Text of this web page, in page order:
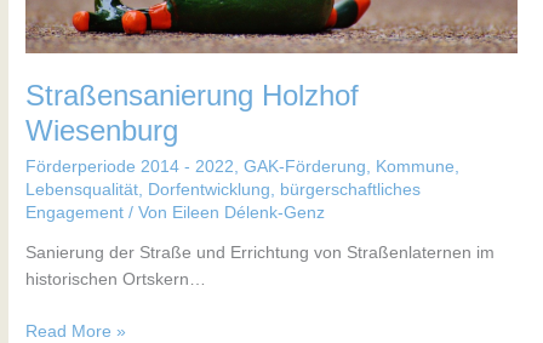
Straßensanierung Holzhof
Wiesenburg
Förderperiode 2014 - 2022 ,GAK-Förderung Kommune
Lebensqualität, Dorfentwicklung, bürgerschaftliches
Engagement / Von Eileen Délenk-Genz
Sanierung der Straße und Errichtung von Straßenlaternen im
historischen Ortskern…
Read More »